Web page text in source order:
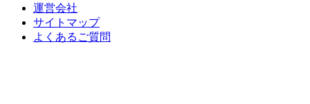
運営会社
サイトマップ
よくあるご質問